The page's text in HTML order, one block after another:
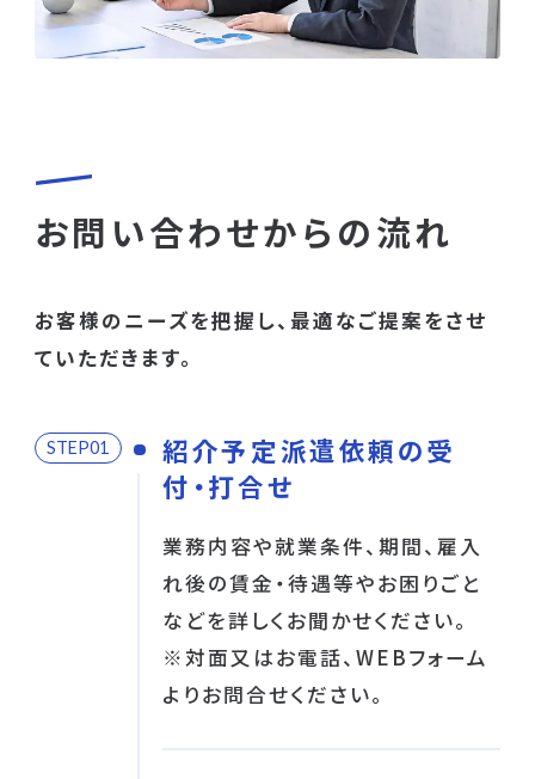
お問い合わせからの流れ
お客様のニーズを把握し、最適なご提案をさせ
ていただきます。
STEP
紹介予定派遣依頼の受
付・打合せ
業務内容や就業条件、期間、雇入
れ後の賃金・待遇等やお困りごと
などを詳しくお聞かせください。
※対面又はお電話、WEBフォーム
よりお問合せください。